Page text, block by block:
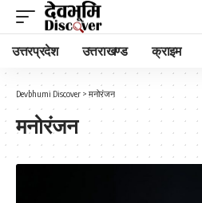
उत्तरप्रदेश उत्तराखण्ड क्राइम
Devbhumi Discover > मनोरंजन
मनोरंजन